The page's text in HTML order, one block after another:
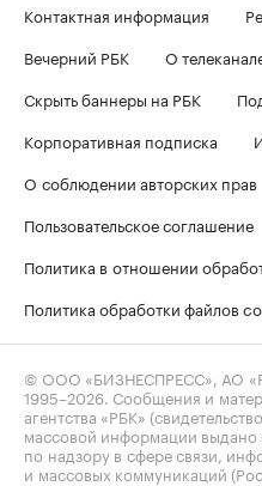
Контактная информация
Вечерний РБК
О
Скрыть баннеры на РБК
Корпоративная подписка
О соблюдении авторских прав
Пользовательское соглашение
Политика в отношении
Политика обработки файлов
© ООО «БИЗНЕСПРЕСС», АО
1995–2026 . Сообщения и
агентства «РБК»
массовой информации
по надзору в сфере связи,
и массовых коммуникаций